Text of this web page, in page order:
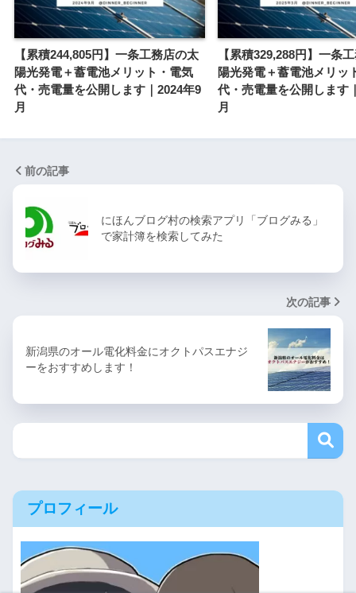
【累積244,805円】一条工務店の太
陽光発電＋蓄電池メリット・電気
代・売電量を公開します｜2024年9
月
【累積329,288円】一条
陽光発電＋蓄電池メリッ
代・売電量を公開します
月
前の記事
にほんブログ村の検索アプリ「ブログみる」
で家計簿を検索してみた
次の記事
新潟県のオール電化料金にオクトパスエナジ
ーをおすすめします！
プロフィール